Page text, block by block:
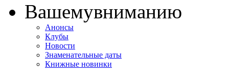
Вашемувниманию
Анонсы
Клубы
Новости
Знаменательные даты
Книжные новинки